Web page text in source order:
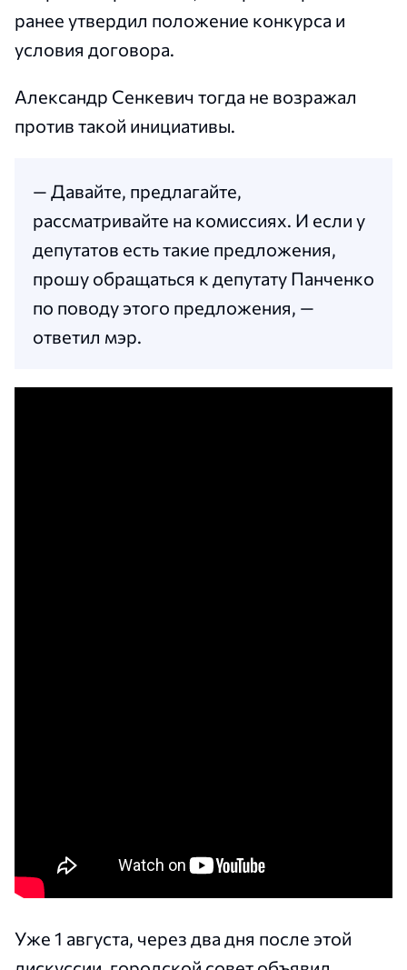
ранее утвердил положение конкурса и
условия договора.
Александр Сенкевич тогда не возражал
против такой инициативы.
— Давайте, предлагайте,
рассматривайте на комиссиях. И если у
депутатов есть такие предложения,
прошу обращаться к депутату Панченко
по поводу этого предложения, —
ответил мэр.
Уже 1 августа, через два дня после этой